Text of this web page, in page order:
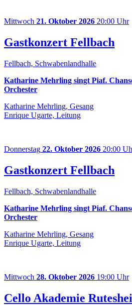
Mittwoch 21. Oktober 2026 20:00 Uhr
Gastkonzert Fellbach
Fellbach, Schwabenlandhalle
Katharine Mehrling singt Piaf.
Orchester
Katharine Mehrling, Gesang
Enrique Ugarte, Leitung
Donnerstag 22. Oktober 2026 20:00
Gastkonzert Fellbach
Fellbach, Schwabenlandhalle
Katharine Mehrling singt Piaf.
Orchester
Katharine Mehrling, Gesang
Enrique Ugarte, Leitung
Mittwoch 28. Oktober 2026 19:00 Uhr
Cello Akademie